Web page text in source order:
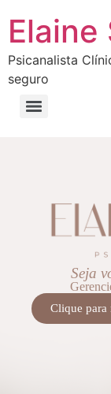
Elaine
Psicanalista
seguro
Seja
Clique para